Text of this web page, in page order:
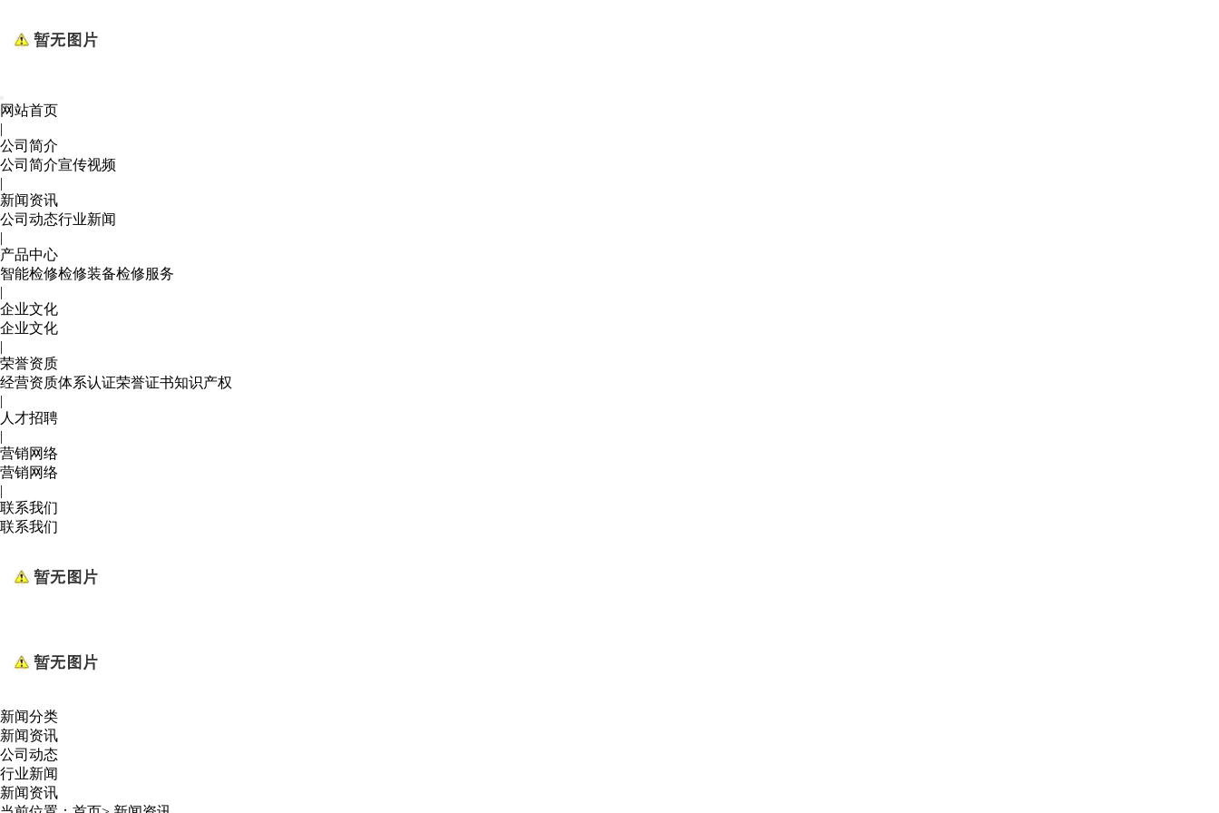
网站首页
|
公司简介
公司简介宣传视频
|
新闻资讯
公司动态行业新闻
|
产品中心
智能检修检修装备检修服务
|
企业文化
企业文化
|
荣誉资质
经营资质体系认证荣誉证书知识产权
|
人才招聘
|
营销网络
营销网络
|
联系我们
联系我们
新闻分类
新闻资讯
公司动态
行业新闻
新闻资讯